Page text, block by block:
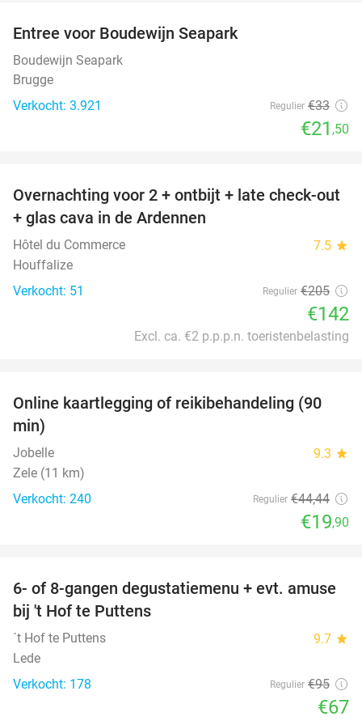
Entree voor Boudewijn Seapark
Boudewijn Seapark
Brugge
Verkocht: 3.921
Regulier €33
€21 ,50
31%
Overnachting voor 2 + ontbijt + late check-out
+ glas cava in de Ardennen
Hôtel du Commerce 7.5 star
Houffalize
Verkocht: 51
Regulier €205
€142
Excl. ca. €2 p.p.p.n. toeristenbelasting
55%
Online kaartlegging of reikibehandeling (90
min)
Jobelle 9.3 star
Zele (11 km)
Verkocht: 240
Regulier €44,44
€19,90
29%
6- of 8-gangen degustatiemenu + evt. amuse
bij 't Hof te Puttens
´t Hof te Puttens 9.7 star
Lede
Verkocht: 178
Regulier €95
€67